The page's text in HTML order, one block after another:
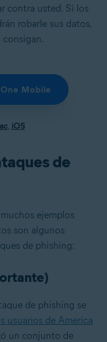
contra usted. Si los
robarle sus datos,
consigan.
Mobile
, iOS
de
ejemplos
son algunos
de phishing:
de phishing se
usuarios de America
un conjunto de